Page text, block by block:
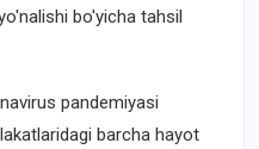
bo'yicha tahsil
pandemiyasi
barcha hayot